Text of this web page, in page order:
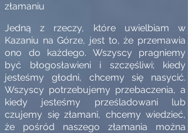
złamaniu
Jedną z rzeczy, które uwielbiam w
Kazaniu na Górze, jest to, że przemawia
ono do każdego. Wszyscy pragniemy
być błogosławieni i szczęśliwi; kiedy
jesteśmy głodni, chcemy się nasycić.
Wszyscy potrzebujemy przebaczenia, a
kiedy jesteśmy prześladowani lub
czujemy się złamani, chcemy wiedzieć,
że pośród naszego złamania można